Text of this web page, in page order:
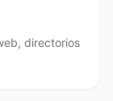
directorios